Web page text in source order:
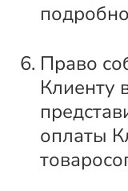
Право
Клиенту
оплаты